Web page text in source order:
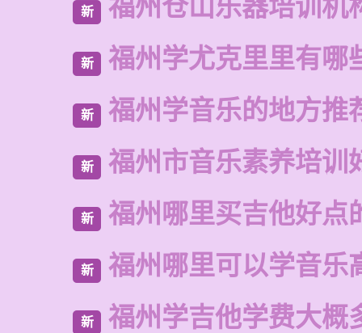
新 福州仓山乐器培训机
新 福州学尤克里里有哪
新 福州学音乐的地方推
新 福州市音乐素养培训
新 福州哪里买吉他好点
新 福州哪里可以学音乐
新 福州学吉他学费大概